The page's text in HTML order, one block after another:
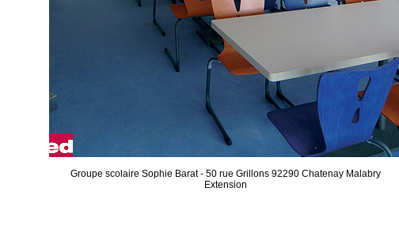
Groupe scolaire Sophie Barat - 50 rue Grillons 92290 Chatenay Malabry
Extension